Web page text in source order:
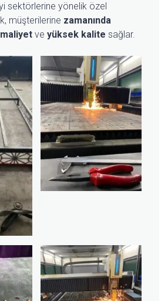
sektörlerine yönelik özel
müşterilerine zamanında
ve yüksek kalite sağlar.